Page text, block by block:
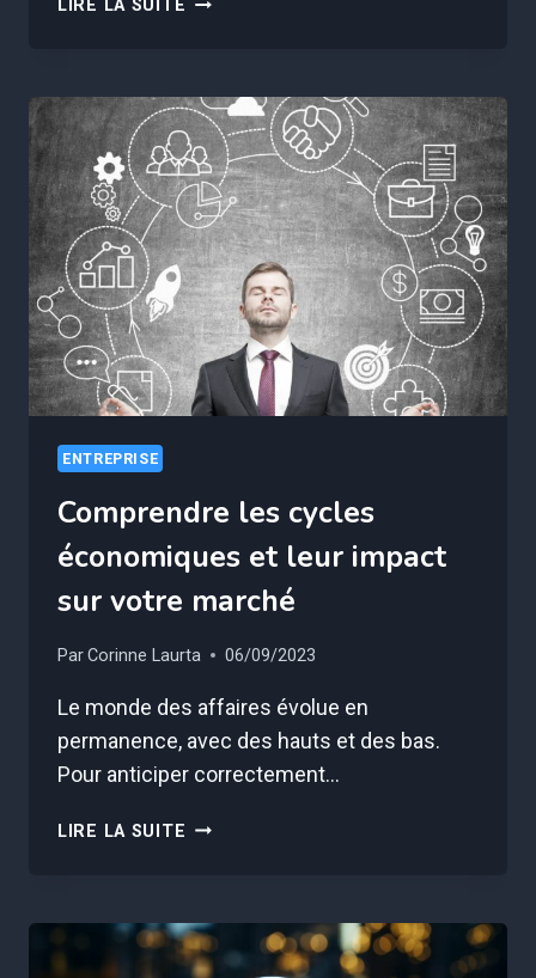
LIRE LA SUITE
DES
RISQUES
:
MÉTHODES
ET
PRATIQUES
RECOMMANDÉES
ENTREPRISE
Comprendre les cycles
économiques et leur impact
sur votre marché
ParCorinne Laurta 06/09/2023
Le monde des affaires évolue en
permanence, avec des hauts et des bas.
Pour anticiper correctement…
LIRE LA SUITE COMPRENDRE
ET
LEUR